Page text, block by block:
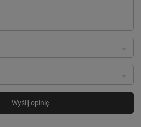
Wyślij opinię